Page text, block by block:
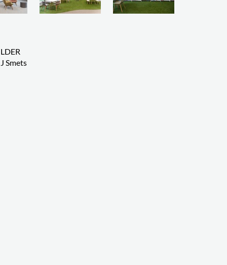
Smets